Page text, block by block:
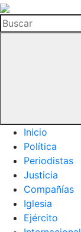
La
Hemeroteca
del
Buscar
Inicio
Política
Periodistas
Justicia
Compañías
Iglesia
Ejército